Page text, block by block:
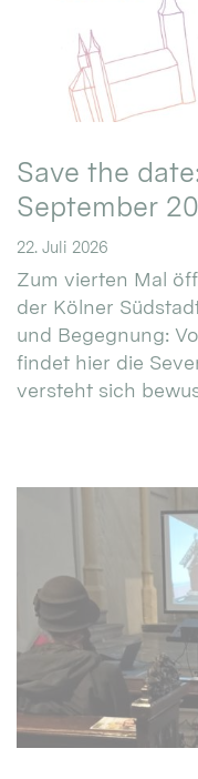
Save the
September
22. Juli 2026
Zum vierten Mal
der Kölner
und Begegnung:
findet hier die
versteht sich